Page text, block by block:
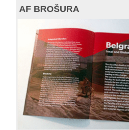
AF BROŠURA